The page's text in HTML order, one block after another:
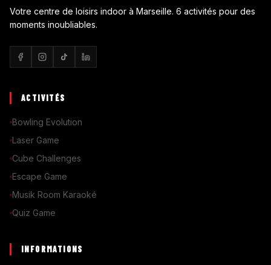
Votre centre de loisirs indoor à Marseille. 6 activités pour des
moments inoubliables.
ACTIVITÉS
Bowling Evolution
Laser Game
Cube Challenges
Escape Game
Musik Room Karaoké
Quiz Game
INFORMATIONS